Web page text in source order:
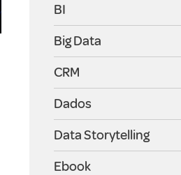
BI
Big Data
CRM
Dados
Data Storytelling
Ebook